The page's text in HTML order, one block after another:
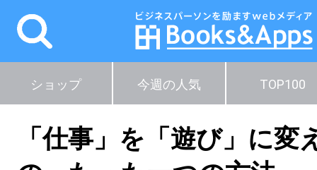
ショップ 今週の人気 TOP100
「仕事」を「遊び」に変